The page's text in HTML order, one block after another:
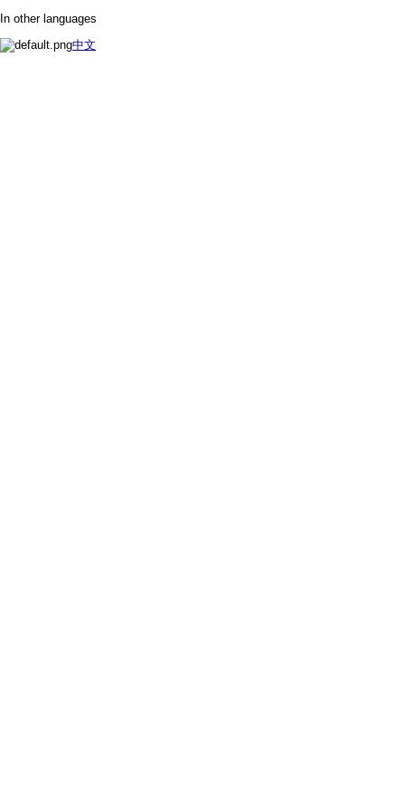
In other languages
中文